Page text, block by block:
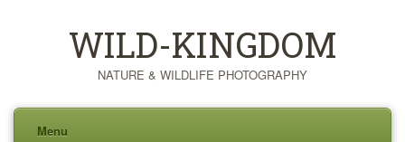
WILD-KINGDOM
NATURE & WILDLIFE PHOTOGRAPHY
Menu